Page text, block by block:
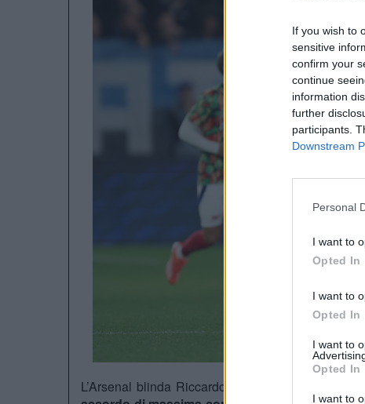
If you wish to
sensitive
confirm your
continue
information
further
participants.
Downstream
Personal
I want to
Opted In
I want to
Opted In
I want to
Opted In
I want to
L’Arsenal blinda Riccardo Calafiori. Il club